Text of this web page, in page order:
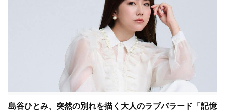
島谷ひとみ、突然の別れを描く大人のラブバラード「記憶